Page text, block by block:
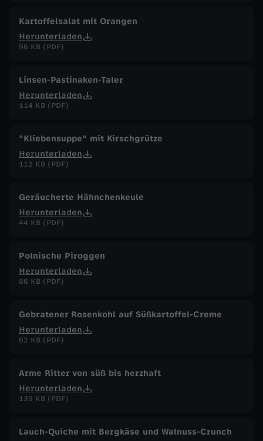
Kartoffelsalat mit Orangen
Herunterladen
96 KB (PDF)
Linsen-Pastinaken-Taler
Herunterladen
114 KB (PDF)
"Kliebensuppe" mit Kirschgrütze
Herunterladen
112 KB (PDF)
Geräucherte Hähnchenkeule
Herunterladen
44 KB (PDF)
Polnische Piroggen
Herunterladen
86 KB (PDF)
Gebratener Rosenkohl auf Süßkartoffel-Creme
Herunterladen
62 KB (PDF)
Arme Ritter von süß bis herzhaft
Herunterladen
139 KB (PDF)
Lauch-Quiche mit Bergkäse und Walnuss-Crunch